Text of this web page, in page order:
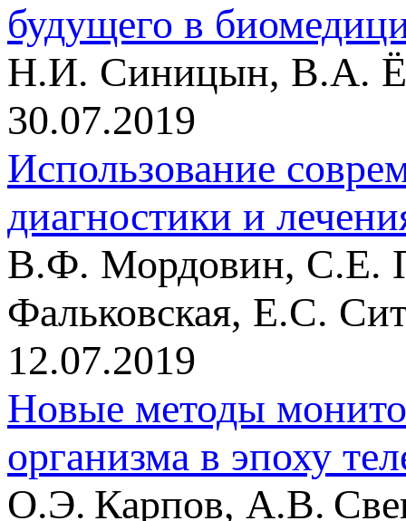
будущего в
Н.И. Синицын, В.А.
30.07.2019
Использование
диагностики и
В.Ф. Мордовин, С.Е.
Фальковская, Е.С.
12.07.2019
Новые методы
организма в эпоху
О.Э. Карпов, А.В.